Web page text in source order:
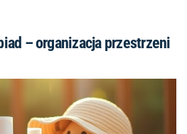
– organizacja przestrzeni